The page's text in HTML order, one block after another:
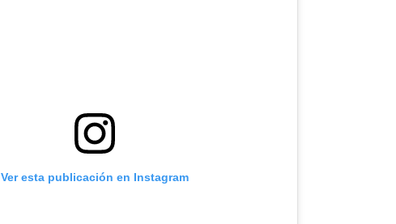
Ver esta publicación en Instagram